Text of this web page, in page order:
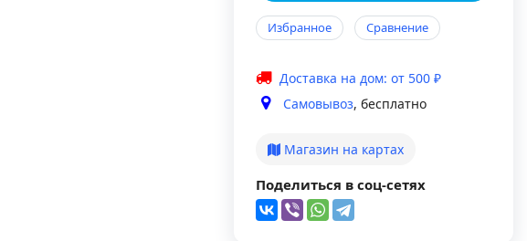
Избранное Сравнение
Доставка на дом: от 500 ₽
Самовывоз, бесплатно
Магазин на картах
Поделиться в соц-сетях